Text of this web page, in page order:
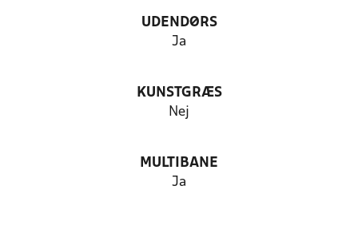
UDENDØRS
Ja
KUNSTGRÆS
Nej
MULTIBANE
Ja